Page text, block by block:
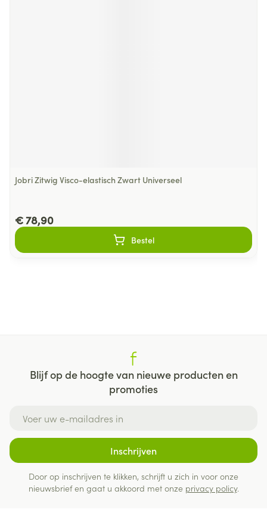
Jobri Zitwig Visco-elastisch Zwart Universeel
€ 78,90
Bestel
Blijf op de hoogte van nieuwe producten en
promoties
Inschrijven
Door op inschrijven te klikken, schrijft u zich in voor onze
nieuwsbrief en gaat u akkoord met onze privacy policy.